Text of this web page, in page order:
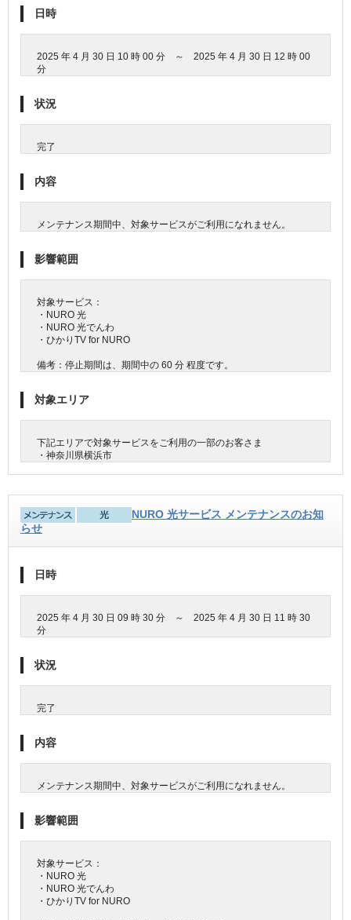
日時
2025 年 4 月 30 日 10 時 00 分 ～ 2025 年 4 月 30 日 12 時 00
分
状況
完了
内容
メンテナンス期間中、対象サービスがご利用になれません。
影響範囲
対象サービス：
・NURO 光
・NURO 光でんわ
・ひかりTV for NURO
備考：停止期間は、期間中の 60 分 程度です。
対象エリア
下記エリアで対象サービスをご利用の一部のお客さま
・神奈川県横浜市
NURO 光サービス メンテナンスのお知
らせ
日時
2025 年 4 月 30 日 09 時 30 分 ～ 2025 年 4 月 30 日 11 時 30
分
状況
完了
内容
メンテナンス期間中、対象サービスがご利用になれません。
影響範囲
対象サービス：
・NURO 光
・NURO 光でんわ
・ひかりTV for NURO